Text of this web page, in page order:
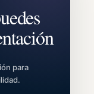
para